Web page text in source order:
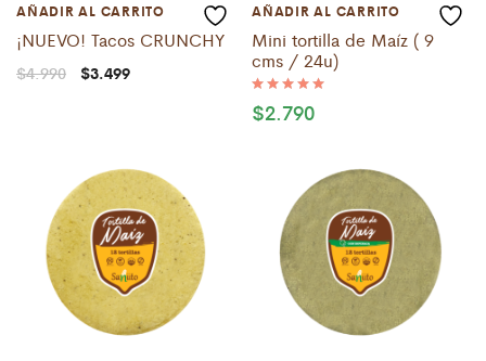
AÑADIR AL CARRITO
¡NUEVO! Tacos CRUNCHY
$4.990 El
precio
$3.499El
AÑADIR AL CARRITO
Mini tortilla de Maíz ( 9
cms / 24u)
Valorado
con
$2.790